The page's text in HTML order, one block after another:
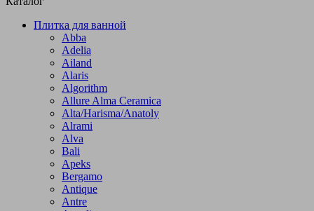
Плитка для ванной
Abba
Adelia
Ailand
Alaris
Algorithm
Allure Alma Ceramica
Alta/Harisma/Anatoly
Alrami
Alva
Bali
Apeks
Bergamo
Antique
Antre